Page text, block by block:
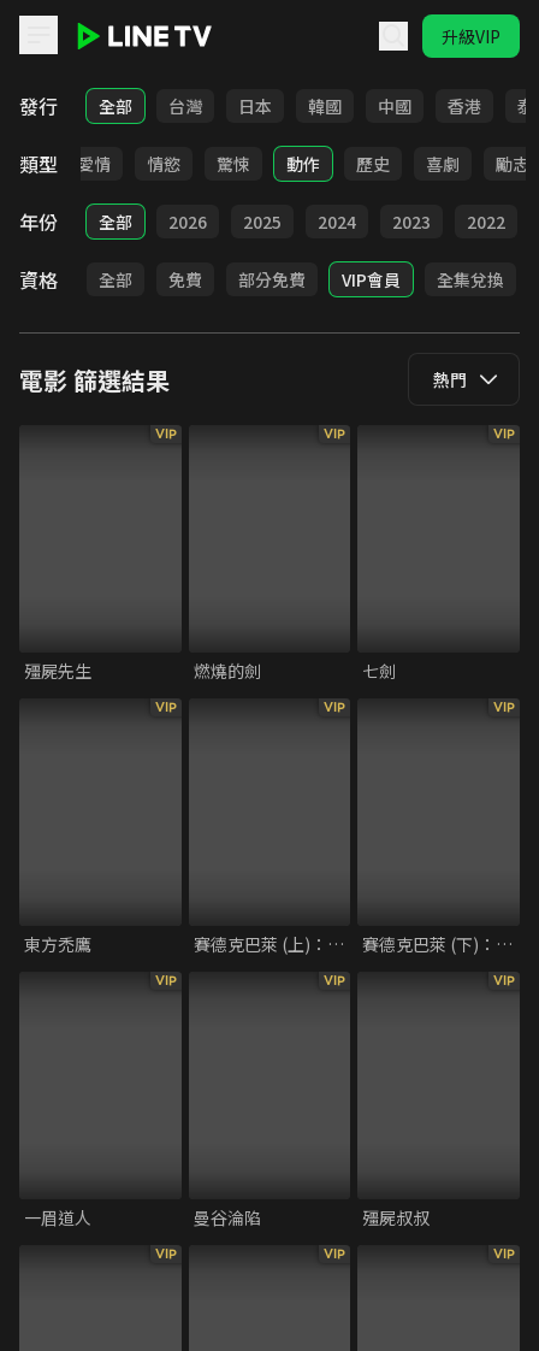
升級VIP
LINE TV - 電影
發行 全部 台灣 日本 韓國 中國 香港 泰
類型
全部 愛情 情慾 驚悚 動作 歷史 喜劇 勵志
年份 全部 2026 2025 2024 2023 2022
資格 全部 免費 部分免費 VIP會員 全集兌換
電影篩選結果 熱門
VIP
殭屍先生
VIP
燃燒的劍
VIP
七劍
VIP
東方禿鷹
VIP
賽德克巴萊 (上)：太陽旗
VIP
賽德克巴萊 (下)：彩虹橋
VIP
一眉道人
VIP
曼谷淪陷
VIP
殭屍叔叔
VIP VIP VIP